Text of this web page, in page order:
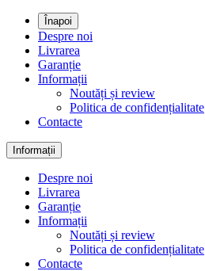
Înapoi
Despre noi
Livrarea
Garanție
Informații
Noutăți și review
Politica de confidențialitate
Contacte
Informații
Despre noi
Livrarea
Garanție
Informații
Noutăți și review
Politica de confidențialitate
Contacte